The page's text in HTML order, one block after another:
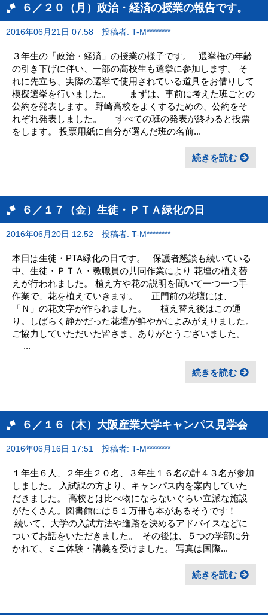
６／２０（月）政治・経済の授業の報告です。
2016年06月21日 07:58 投稿者: T-M********
３年生の「政治・経済」の授業の様子です。 選挙権の年齢
の引き下げに伴い、一部の高校生も選挙に参加します。 そ
れに先立ち、実際の選挙で使用されている道具をお借りして
模擬選挙を行いました。 まずは、事前に考えた班ごとの
公約を発表します。 野崎高校をよくするための、公約をそ
れぞれ発表しました。 すべての班の発表が終わると投票
をします。 投票用紙に自分が選んだ班の名前...
続きを読む
６／１７（金）生徒・ＰＴＡ緑化の日
2016年06月20日 12:52 投稿者: T-M********
本日は生徒・PTA緑化の日です。 保護者懇談も続いている
中、生徒・ＰＴＡ・教職員の共同作業により 花壇の植え替
えが行われました。 植え方や花の説明を聞いて一つ一つ手
作業で、花を植えていきます。 正門前の花壇には、
「Ｎ」の花文字が作られました。 植え替え後はこの通
り。しばらく静かだった花壇が鮮やかによみがえりました。
ご協力していただいた皆さま、ありがとうございました。
...
続きを読む
６／１６（木）大阪産業大学キャンパス見学会
2016年06月16日 17:51 投稿者: T-M********
１年生６人、２年生２０名、３年生１６名の計４３名が参加
しました。 入試課の方より、キャンパス内を案内していた
だきました。 高校とは比べ物にならないぐらい立派な施設
がたくさん。図書館には５１万冊も本があるそうです！
続いて、大学の入試方法や進路を決めるアドバイスなどに
ついてお話をいただきました。 その後は、５つの学部に分
かれて、ミニ体験・講義を受けました。 写真は国際...
続きを読む